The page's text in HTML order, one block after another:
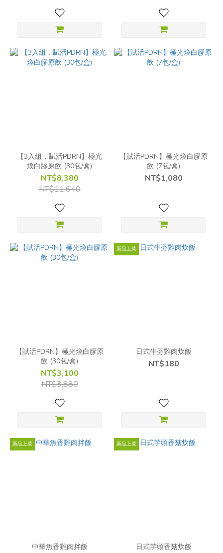
【3入組．賦活PDRN】極光
煥白膠原飲 (30包/盒)
NT$8,380
NT$11,640
【賦活PDRN】極光煥白膠原
飲 (7包/盒)
NT$1,080
【賦活PDRN】極光煥白膠原
飲 (30包/盒)
NT$3,100
NT$3,880
新品上菜
日式牛蒡雞肉炊飯
NT$180
新品上菜
中華魚香雞肉拌飯
新品上菜
日式芋頭香菇炊飯